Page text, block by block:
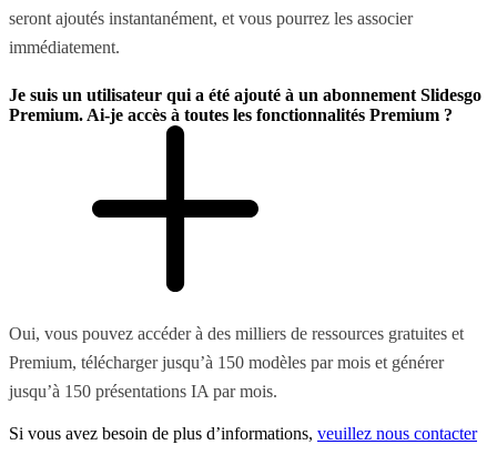
seront ajoutés instantanément, et vous pourrez les associer
immédiatement.
Je suis un utilisateur qui a été ajouté à un abonnement Slidesgo
Premium. Ai-je accès à toutes les fonctionnalités Premium ?
Oui, vous pouvez accéder à des milliers de ressources gratuites et
Premium, télécharger jusqu’à 150 modèles par mois et générer
jusqu’à 150 présentations IA par mois.
Si vous avez besoin de plus d’informations, veuillez nous contacter